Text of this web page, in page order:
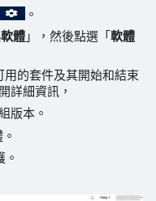
。
體 」，然後點選「軟體
的套件及其開始和結束
詳細資訊，
版本。
。